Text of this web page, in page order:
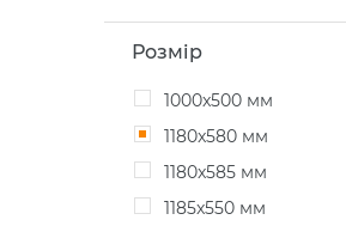
Розмір
1000x500 мм
1180x580 мм
1180x585 мм
1185x550 мм